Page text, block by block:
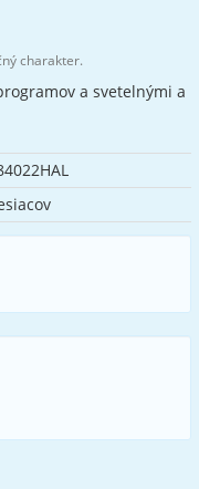
charakter.
a svetelnými a